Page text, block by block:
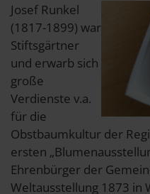
Josef Runkel
(1817-1899) war
Stiftsgärtner
und erwarb sich
große
Verdienste v.a.
für die
Obstbaumkultur der
ersten
Ehrenbürger der
Weltausstellung 1873 in